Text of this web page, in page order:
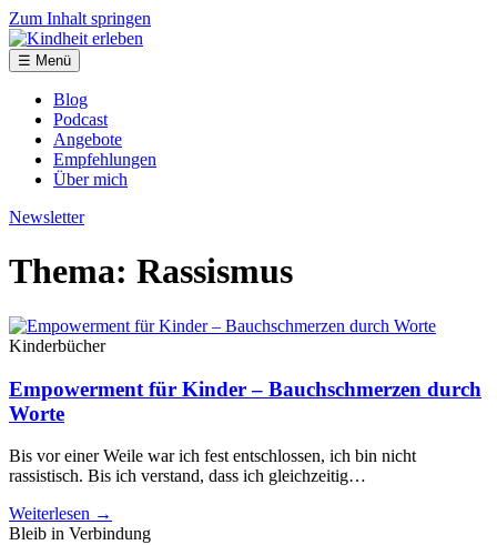
Zum Inhalt springen
☰ Menü
Blog
Podcast
Angebote
Empfehlungen
Über mich
Newsletter
Thema: Rassismus
Kinderbücher
Empowerment für Kinder – Bauchschmerzen durch
Worte
Bis vor einer Weile war ich fest entschlossen, ich bin nicht
rassistisch. Bis ich verstand, dass ich gleichzeitig…
Weiterlesen →
Bleib in Verbindung